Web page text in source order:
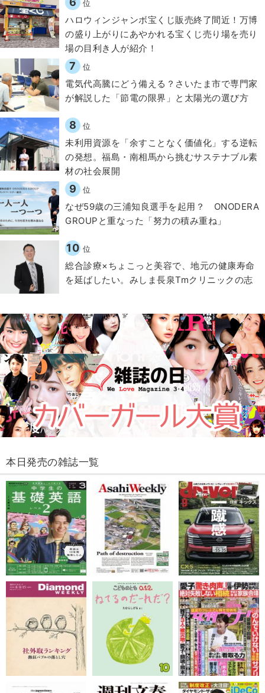
位
ハロウィンジャンボ宝くじ販売終了間近！万博
の盛り上がりにあやかれる宝くじ売り場を売り
場の目利き人が紹介！
7 位
電気代高騰にどう備える？さいたま市で専門家
が解説した「節電の限界」と太陽光の選び方
8 位
​​未利用資源を「余すことなく価値化」する逆転
の発想。福島・南相馬から挑むサステナブル素
材の社会展開​
9 位
なぜ59歳の三浦知良選手を起用？ ONODERA
GROUPと重なった「努力の積み重ね」
10 位
総合診療×ちょこっと美容で、地元の健康寿命
を延ばしたい。みしま長泉Tmクリニックの志
本日発売の雑誌一覧